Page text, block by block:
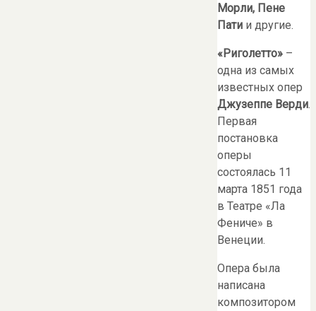
Морли, Пене
Пати и другие.
«Риголетто» –
одна из самых
известных опер
Джузеппе Верди.
Первая
постановка
оперы
состоялась 11
марта 1851 года
в Театре «Ла
Фениче» в
Венеции.
Опера была
написана
композитором